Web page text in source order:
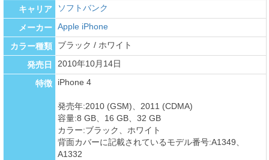
キャリア ソフトバンク
メーカー Apple iPhone
カラー種類 ブラック / ホワイト
発売日 2010年10月14日
特徴 iPhone 4
発売年:2010 (GSM)、2011 (CDMA)
容量:8 GB、16 GB、32 GB
カラー:ブラック、ホワイト
背面カバーに記載されているモデル番号:A1349、
A1332